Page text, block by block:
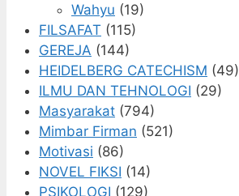
Wahyu (19)
FILSAFAT (115)
GEREJA (144)
HEIDELBERG CATECHISM (49)
ILMU DAN TEHNOLOGI (29)
Masyarakat (794)
Mimbar Firman (521)
Motivasi (86)
NOVEL FIKSI (14)
PSIKOLOGI (129)